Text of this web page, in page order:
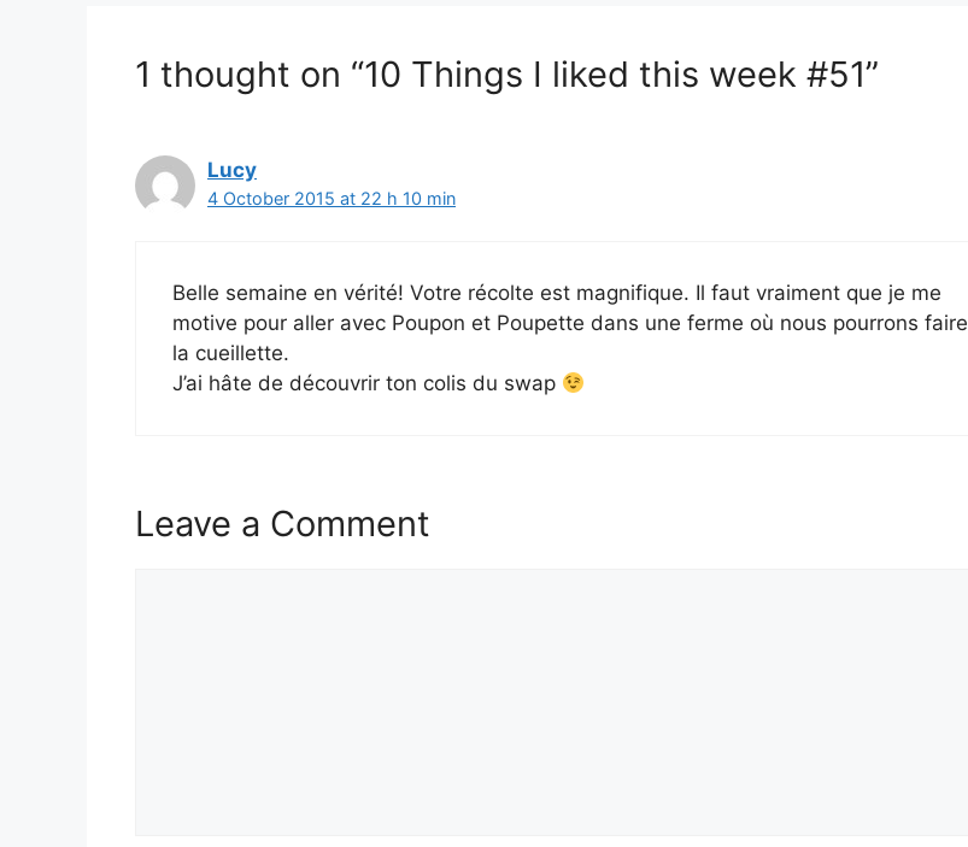
1 thought on “10 Things I liked this week #51”
Lucy
4 October 2015 at 22 h 10 min
Belle semaine en vérité! Votre récolte est magnifique. Il faut vraiment que je me
motive pour aller avec Poupon et Poupette dans une ferme où nous pourrons faire
la cueillette.
J’ai hâte de découvrir ton colis du swap
Leave a Comment